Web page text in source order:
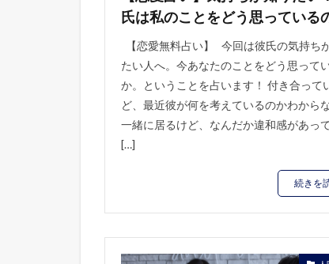
氏は私のことをどう思っている
【恋愛無料占い】 今回は彼氏の気持ち
たい人へ。今あなたのことをどう思って
か。ということを占います！ 付き合って
ど、最近彼が何を考えているのかわからな
一緒に居るけど、なんだか違和感があっ
[…]
続きを